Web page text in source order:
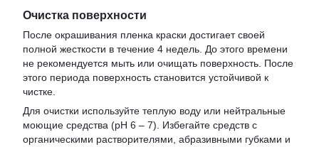
Очистка поверхности
После окрашивания пленка краски достигает своей
полной жесткости в течение 4 недель. До этого времени
не рекомендуется мыть или очищать поверхность. После
этого периода поверхность становится устойчивой к
чистке.
Для очистки используйте теплую воду или нейтральные
моющие средства (pH 6 – 7). Избегайте средств с
органическими растворителями, абразивными губками и